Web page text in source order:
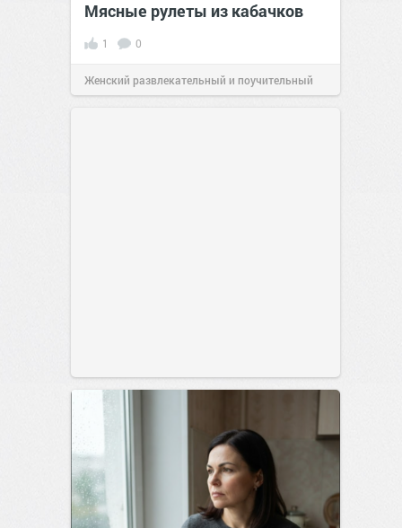
Мясные рулеты из кабачков
1 0
Женский развлекательный и поучительный